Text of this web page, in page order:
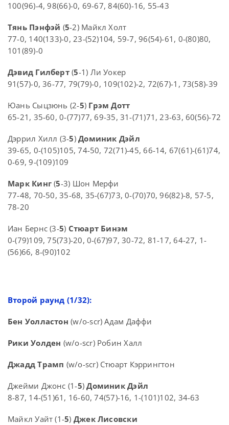
100(96)-4, 98(66)-0, 69-67, 84(60)-16, 55-43
Тянь Пэнфэй (5-2) Майкл Холт
77-0, 140(133)-0, 23-(52)104, 59-7, 96(54)-61, 0-(80)80,
101(89)-0
Дэвид Гилберт(5-1) Ли Уокер
91(57)-0, 36-77, 79(79)-0, 109(102)-2, 72(67)-1, 73(58)-39
Юань Сыцзюнь (2-5) Грэм Дотт
65-21, 35-60, 0-(77)77, 69-35, 31-(71)71, 23-63, 60(56)-72
Дэррил Хилл (3-5)Доминик Дэйл
39-65, 0-(105)105, 74-50, 72(71)-45, 66-14, 67(61)-(61)74,
0-69, 9-(109)109
Марк Кинг (5-3) Шон Мерфи
77-48, 70-50, 35-68, 35-(67)73, 0-(70)70, 96(82)-8, 57-5,
78-20
Иан Бернс (3-5) Стюарт Бинэм
0-(79)109, 75(73)-20, 0-(67)97, 30-72, 81-17, 64-27, 1-
(56)66, 8-(90)102
Второй раунд (1/32):
Бен Уолластон (w/o-scr) Адам Даффи
Рики Уолден (w/o-scr) Робин Халл
Джадд Трамп (w/o-scr) Стюарт Кэррингтон
Джейми Джонс (1-5)Доминик Дэйл
8-87, 14-(51)61, 16-60, 74(57)-16, 1-(101)102, 34-63
Майкл Уайт (1-5) Джек Лисовски